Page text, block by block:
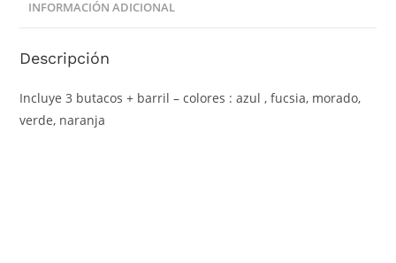
INFORMACIÓN ADICIONAL
Descripción
Incluye 3 butacos + barril – colores : azul , fucsia, morado,
verde, naranja